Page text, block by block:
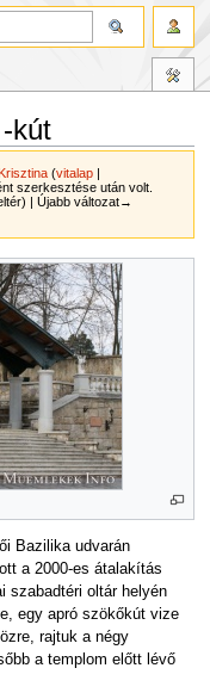
kút
(vitalap |
szerkesztése után volt.
| Újabb változat→
Bazilika udvarán
a 2000-es átalakítás
szabadtéri oltár helyén
egy apró szökőkút vize
rajtuk a négy
a templom előtt lévő